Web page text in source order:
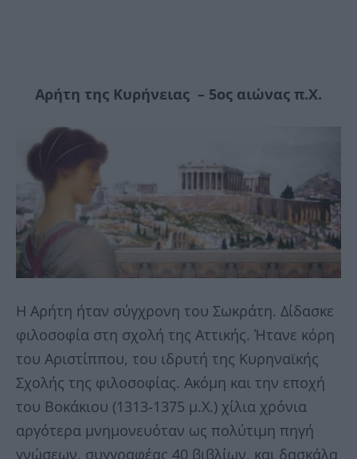
Αρήτη της Κυρήνειας – 5ος αιώνας π.Χ.
Η Αρήτη ήταν σύγχρονη του Σωκράτη. ∆ίδασκε
φιλοσοφία στη σχολή της Αττικής. Ήτανε κόρη
του Αριστίππου, του ιδρυτή της Κυρηναϊκής
Σχολής της φιλοσοφίας. Ακόµη και την εποχή
του Βοκάκιου (1313-1375 µ.Χ.) χίλια χρόνια
αργότερα µνηµονευόταν ως πολύτιµη πηγή
γνώσεων, συγγραφέας 40 βιβλίων, και δασκάλα